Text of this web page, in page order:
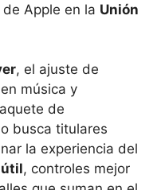
Apple en la Unión
, el ajuste de
música y
de
busca titulares
la experiencia del
, controles mejor